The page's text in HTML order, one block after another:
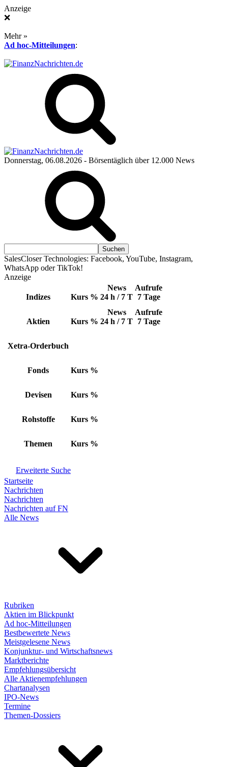
Anzeige
❌
Mehr »
Ad hoc-Mitteilungen:
Donnerstag, 06.08.2026 - Börsentäglich über 12.000 News
SalesCloser Technologies: Facebook, YouTube, Instagram,
WhatsApp oder TikTok!
Anzeige
Indizes Kurs %
News
24 h / 7 T
Aufrufe
7 Tage
Aktien Kurs %
News
24 h / 7 T
Aufrufe
7 Tage
Xetra-Orderbuch
Fonds Kurs %
Devisen Kurs %
Rohstoffe Kurs %
Themen Kurs %
Erweiterte Suche
Startseite
Nachrichten
Nachrichten
Nachrichten auf FN
Alle News
Rubriken
Aktien im Blickpunkt
Ad hoc-Mitteilungen
Bestbewertete News
Meistgelesene News
Konjunktur- und Wirtschaftsnews
Marktberichte
Empfehlungsübersicht
Alle Aktienempfehlungen
Chartanalysen
IPO-News
Termine
Themen-Dossiers